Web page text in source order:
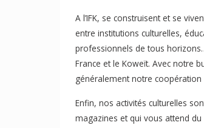
A l’IFK, se construisent et se
entre institutions culturelles,
professionnels de tous
France et le Koweït. Avec notre
généralement notre coopération
Enfin, nos activités culturelles
magazines et qui vous attend